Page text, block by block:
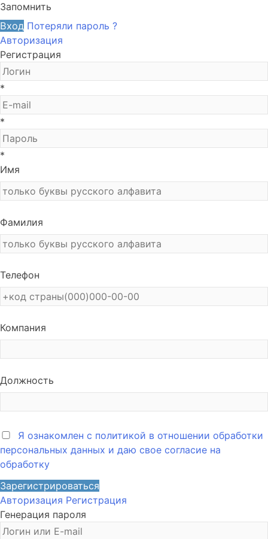
Запомнить
Вход Потеряли пароль ?
Авторизация
Регистрация
*
*
*
Имя
Фамилия
Телефон
Компания
Должность
Я ознакомлен с политикой в отношении обработки
персональных данных и даю свое согласие на
обработку
Зарегистрироваться
Авторизация Регистрация
Генерация пароля